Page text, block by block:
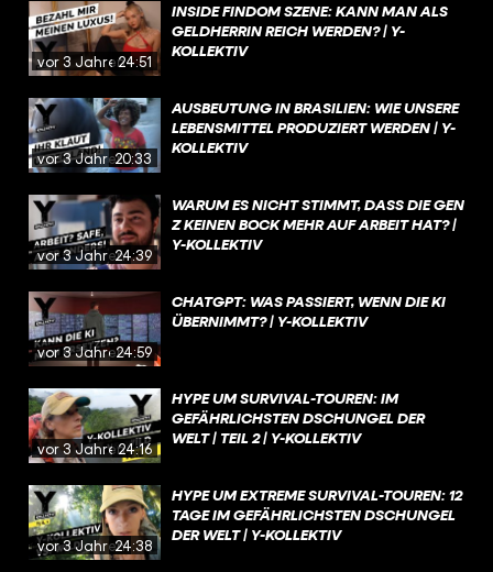
vor 3 Jahren24:51
INSIDE FINDOM SZENE: KANN MAN ALS
GELDHERRIN REICH WERDEN? | Y-
KOLLEKTIV
vor 3 Jahren20:33
AUSBEUTUNG IN BRASILIEN: WIE UNSERE
LEBENSMITTEL PRODUZIERT WERDEN | Y-
KOLLEKTIV
vor 3 Jahren24:39
WARUM ES NICHT STIMMT, DASS DIE GEN
Z KEINEN BOCK MEHR AUF ARBEIT HAT? |
Y-KOLLEKTIV
vor 3 Jahren24:59
CHATGPT: WAS PASSIERT, WENN DIE KI
ÜBERNIMMT? | Y-KOLLEKTIV
vor 3 Jahren24:16
HYPE UM SURVIVAL-TOUREN: IM
GEFÄHRLICHSTEN DSCHUNGEL DER
WELT | TEIL 2 | Y-KOLLEKTIV
vor 3 Jahren24:38
HYPE UM EXTREME SURVIVAL-TOUREN: 12
TAGE IM GEFÄHRLICHSTEN DSCHUNGEL
DER WELT | Y-KOLLEKTIV